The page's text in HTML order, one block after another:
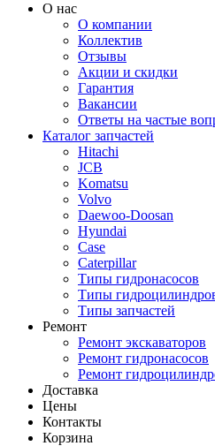
О нас
О компании
Коллектив
Отзывы
Акции и скидки
Гарантия
Вакансии
Ответы на частые
Каталог запчастей
Hitachi
JCB
Komatsu
Volvo
Daewoo-Doosan
Hyundai
Case
Caterpillar
Типы гидронасосов
Типы
Типы запчастей
Ремонт
Ремонт экскаваторов
Ремонт гидронасосов
Ремонт
Доставка
Цены
Контакты
Корзина